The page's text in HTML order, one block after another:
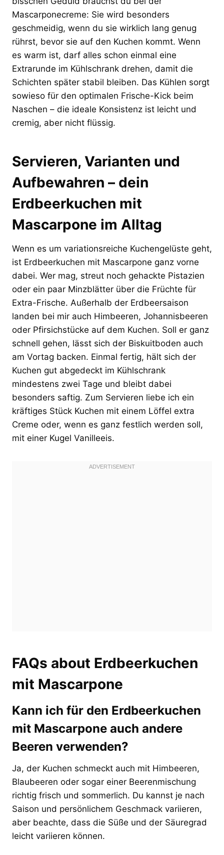
Mascarponecreme: Sie wird besonders
geschmeidig, wenn du sie wirklich lang genug
rührst, bevor sie auf den Kuchen kommt. Wenn
es warm ist, darf alles schon einmal eine
Extrarunde im Kühlschrank drehen, damit die
Schichten später stabil bleiben. Das Kühlen sorgt
sowieso für den optimalen Frische-Kick beim
Naschen – die ideale Konsistenz ist leicht und
cremig, aber nicht flüssig.
Servieren, Varianten und
Aufbewahren – dein
Erdbeerkuchen mit
Mascarpone im Alltag
Wenn es um variationsreiche Kuchengelüste geht,
ist Erdbeerkuchen mit Mascarpone ganz vorne
dabei. Wer mag, streut noch gehackte Pistazien
oder ein paar Minzblätter über die Früchte für
Extra-Frische. Außerhalb der Erdbeersaison
landen bei mir auch Himbeeren, Johannisbeeren
oder Pfirsichstücke auf dem Kuchen. Soll er ganz
schnell gehen, lässt sich der Biskuitboden auch
am Vortag backen. Einmal fertig, hält sich der
Kuchen gut abgedeckt im Kühlschrank
mindestens zwei Tage und bleibt dabei
besonders saftig. Zum Servieren liebe ich ein
kräftiges Stück Kuchen mit einem Löffel extra
Creme oder, wenn es ganz festlich werden soll,
mit einer Kugel Vanilleeis.
FAQs about Erdbeerkuchen
mit Mascarpone
Kann ich für den Erdbeerkuchen
mit Mascarpone auch andere
Beeren verwenden?
Ja, der Kuchen schmeckt auch mit Himbeeren,
Blaubeeren oder sogar einer Beerenmischung
richtig frisch und sommerlich. Du kannst je nach
Saison und persönlichem Geschmack variieren,
aber beachte, dass die Süße und der Säuregrad
leicht variieren können.